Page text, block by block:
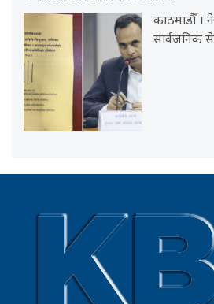
काठमाडौँ ।
सार्वजनिक